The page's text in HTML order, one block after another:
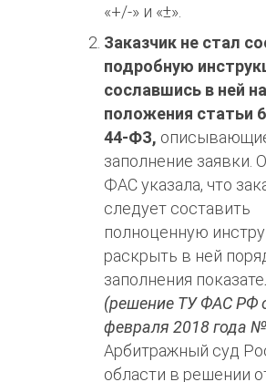
«+/-» и «±».
Заказчик не стал
подробную
сославшись в ней на
положения статьи
44-ФЗ,
заполнение заявки.
ФАС указала, что
следует составить
полноценную
раскрыть в ней
заполнения
(решение ТУ ФАС РФ
февраля 2018 года
Арбитражный суд
области в решении